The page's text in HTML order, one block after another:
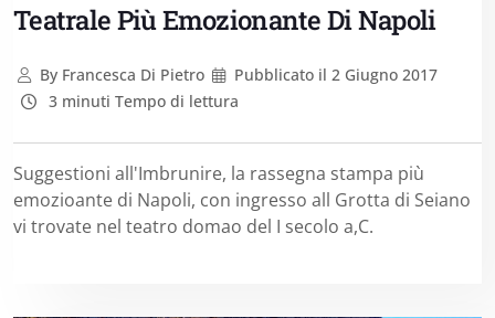
Teatrale Più Emozionante Di Napoli
ByFrancesca Di Pietro Pubblicato il 2 Giugno 2017
3 minuti Tempo di lettura
Suggestioni all'Imbrunire, la rassegna stampa più
emozioante di Napoli, con ingresso all Grotta di Seiano
vi trovate nel teatro domao del I secolo a,C.